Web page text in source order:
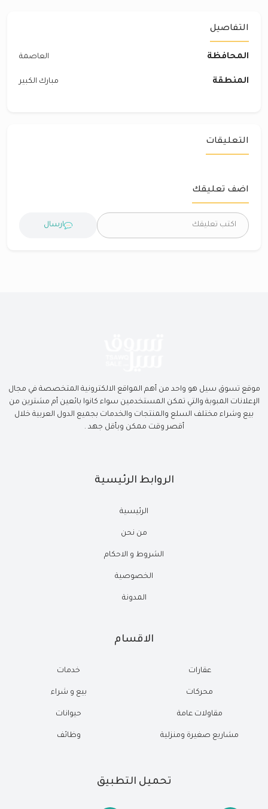
التفاصيل
المحافظة العاصمة
المنطقة مبارك الكبير
التعليقات
اضف تعليقك
ارسال
موقع تسوق سيل هو واحد من أهم المواقع الالكترونية المتخصصة في مجال
الإعلانات المبوبة والتي تمكن المستخدمين سواء كانوا بائعين أم مشترين من
بيع وشراء مختلف السلع والمنتجات والخدمات بجميع الدول العربية خلال
أقصر وقت ممكن وبأقل جهد .
الروابط الرئيسية
الرئيسية
من نحن
الشروط و الاحكام
الخصوصية
المدونة
الاقسام
عقارات
محركات
مقاولات عامة
مشاريع صغيرة ومنزلية
خدمات
بيع و شراء
حيوانات
وظائف
تحميل التطبيق